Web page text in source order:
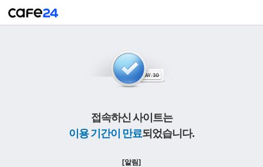
접속하신 사이트는
이용 기간이 만료되었습니다.
[알림]